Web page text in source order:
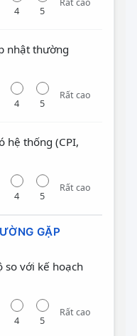
4 5
nhật thường
4 5
Rất cao
hệ thống (CPI,
4 5
Rất cao
GẶP
so với kế hoạch
4 5
Rất cao